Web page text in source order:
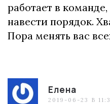
работает в
навести порядок.
Пора менять вас
Елена
2019-06-23 В